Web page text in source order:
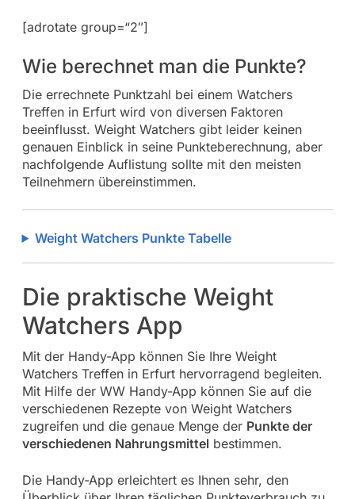
[adrotate group=“2″]
Wie berechnet man die Punkte?
Die errechnete Punktzahl bei einem Watchers
Treffen in Erfurt wird von diversen Faktoren
beeinflusst. Weight Watchers gibt leider keinen
genauen Einblick in seine Punkteberechnung, aber
nachfolgende Auflistung sollte mit den meisten
Teilnehmern übereinstimmen.
Weight Watchers Punkte Tabelle
Die praktische Weight
Watchers App
Mit der Handy-App können Sie Ihre Weight
Watchers Treffen in Erfurt hervorragend begleiten.
Mit Hilfe der WW Handy-App können Sie auf die
verschiedenen Rezepte von Weight Watchers
zugreifen und die genaue Menge der Punkte der
verschiedenen Nahrungsmittel bestimmen.
Die Handy-App erleichtert es Ihnen sehr, den